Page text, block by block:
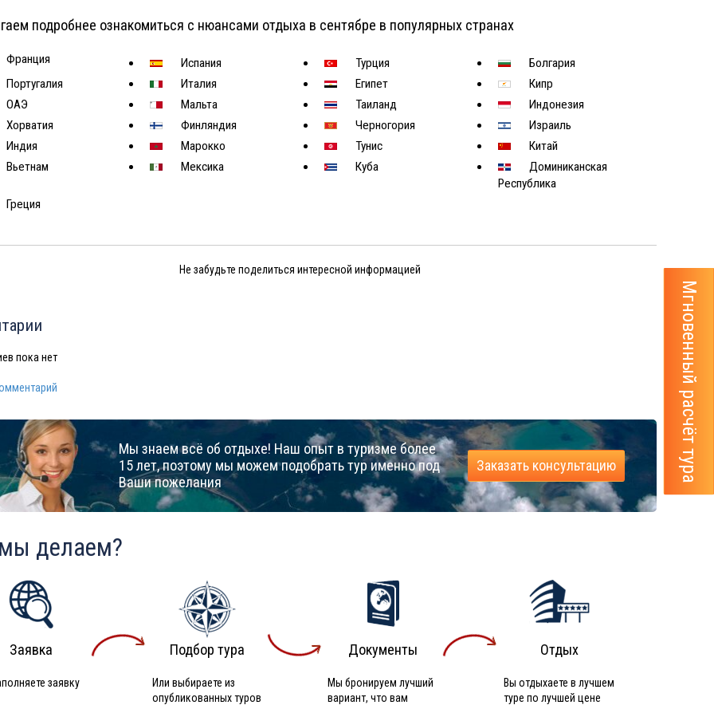
Мгновенный расчёт тура
подробнее ознакомиться с нюансами отдыха в сентябре в популярных странах
Франция Испания Турция
Болгария
Португалия
Италия Египет
Кипр
ОАЭ
Мальта Таиланд
Индонезия
Хорватия
Финляндия Черногория
Израиль
Индия
Марокко Тунис
Китай
Вьетнам
Мексика Куба
Доминиканская
Республика
Греция
Не забудьте поделиться интересной информацией
пока нет
Мы знаем всё об отдыхе! Наш опыт в туризме более
15 лет, поэтому мы можем подобрать тур именно под
Ваши пожелания
Заказать консультацию
делаем?
Заявка
заявку
Подбор тура
Или выбираете из
опубликованных туров
Документы
Мы бронируем лучший
вариант, что вам
Отдых
Вы отдыхаете в лучшем
туре по лучшей цене